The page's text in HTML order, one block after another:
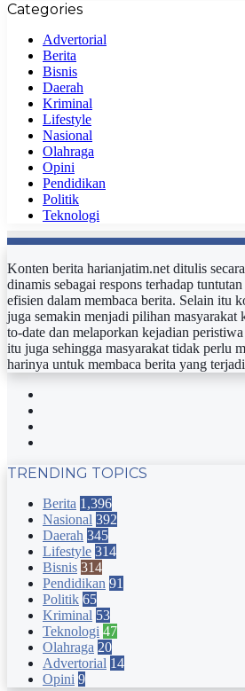
Categories
Advertorial
Berita
Bisnis
Daerah
Kriminal
Lifestyle
Nasional
Olahraga
Opini
Pendidikan
Politik
Teknologi
Konten berita harianjatim.net ditulis
dinamis sebagai respons terhadap
efisien dalam membaca berita. Selain itu
juga semakin menjadi pilihan masyarakat
to-date dan melaporkan kejadian peristiwa
itu juga sehingga masyarakat tidak perlu
harinya untuk membaca berita yang
TRENDING TOPICS
Berita 1,396
Nasional 392
Daerah 345
Lifestyle 314
Bisnis 314
Pendidikan 91
Politik 65
Kriminal 53
Teknologi 47
Olahraga 20
Advertorial 14
Opini 9